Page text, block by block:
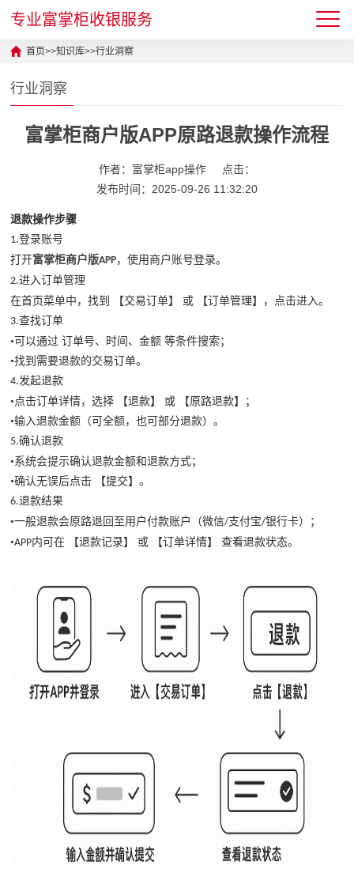
专业富掌柜收银服务
首页>>知识库>>行业洞察
行业洞察
富掌柜商户版APP原路退款操作流程
作者：富掌柜app操作
点击：
发布时间：2025-09-26 11:32:20
退款操作步骤
1.登录账号
打开富掌柜商户版APP，使用商户账号登录。
2.进入订单管理
在首页菜单中，找到
【交易订单】 或
【订单管理】，点击进入。
3.查找订单
•可以通过 订单号、时间、金额 等条件搜索；
•找到需要退款的交易订单。
4.发起退款
•点击订单详情，选择 【退款】 或 【原路退款】；
•输入退款金额（可全额，也可部分退款）。
5.确认退款
•系统会提示确认退款金额和退款方式；
•确认无误后点击 【提交】。
6.退款结果
•一般退款会原路退回至用户付款账户（微信/支付宝/银行卡）；
•APP内可在 【退款记录】 或 【订单详情】 查看退款状态。